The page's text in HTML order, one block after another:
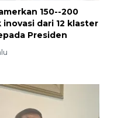
150--200
inovasi dari 12 klaster
Presiden